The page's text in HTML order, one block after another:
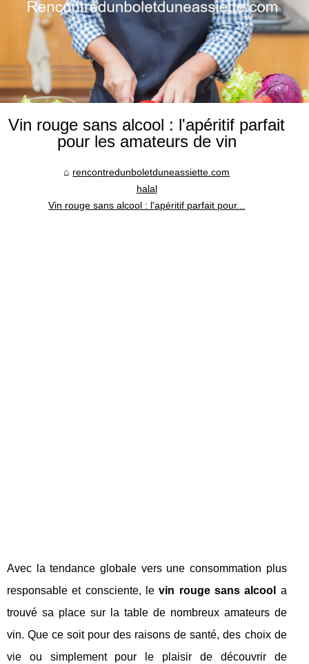
Vin rouge sans alcool : l'apéritif parfait
pour les amateurs de vin
rencontredunboletduneassiette.com
halal
Vin rouge sans alcool : l'apéritif parfait pour...
Avec la tendance globale vers une consommation plus
responsable et consciente, levin rouge sans alcool
a
trouvé sa place sur la table de nombreux amateurs de
vin. Que ce soit pour des raisons de santé, des choix de
vie ou simplement pour le plaisir de découvrir de